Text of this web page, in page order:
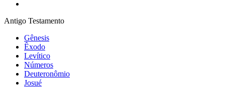
Antigo Testamento
Gênesis
Êxodo
Levítico
Números
Deuteronômio
Josué